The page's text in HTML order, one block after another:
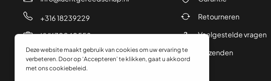
+316 18239229
KVK 70240558
Retourneren
Veelgestelde vragen
Verzenden